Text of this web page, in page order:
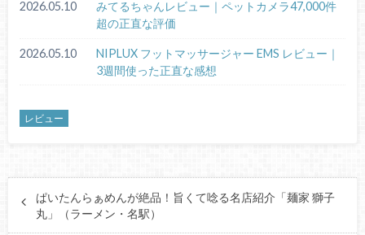
2026.05.10
みてるちゃんレビュー｜ペットカメラ47,000件
超の正直な評価
2026.05.10
NIPLUX フットマッサージャー EMS レビュー｜
3週間使った正直な感想
レビュー
ぱいたんらぁめんが絶品！旨くて唸る名店紹介「麺家 獅子
丸」（ラーメン・名駅）